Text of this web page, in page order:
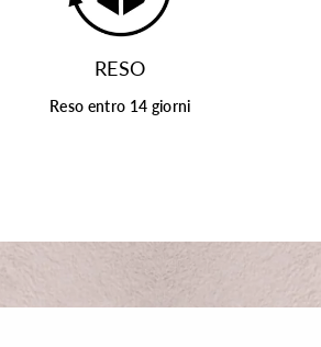
RESO
Reso entro 14 giorni